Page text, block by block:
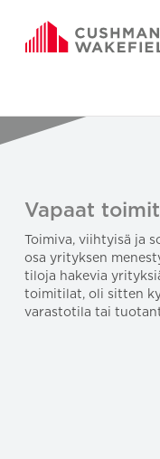
Vapaat
Toimiva, viihtyisä ja
osa yrityksen
tiloja hakevia
toimitilat, oli sitten
varastotila tai